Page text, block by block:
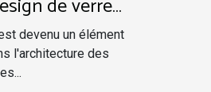
de verre
bâtiments
devenu un élément
l'architecture des